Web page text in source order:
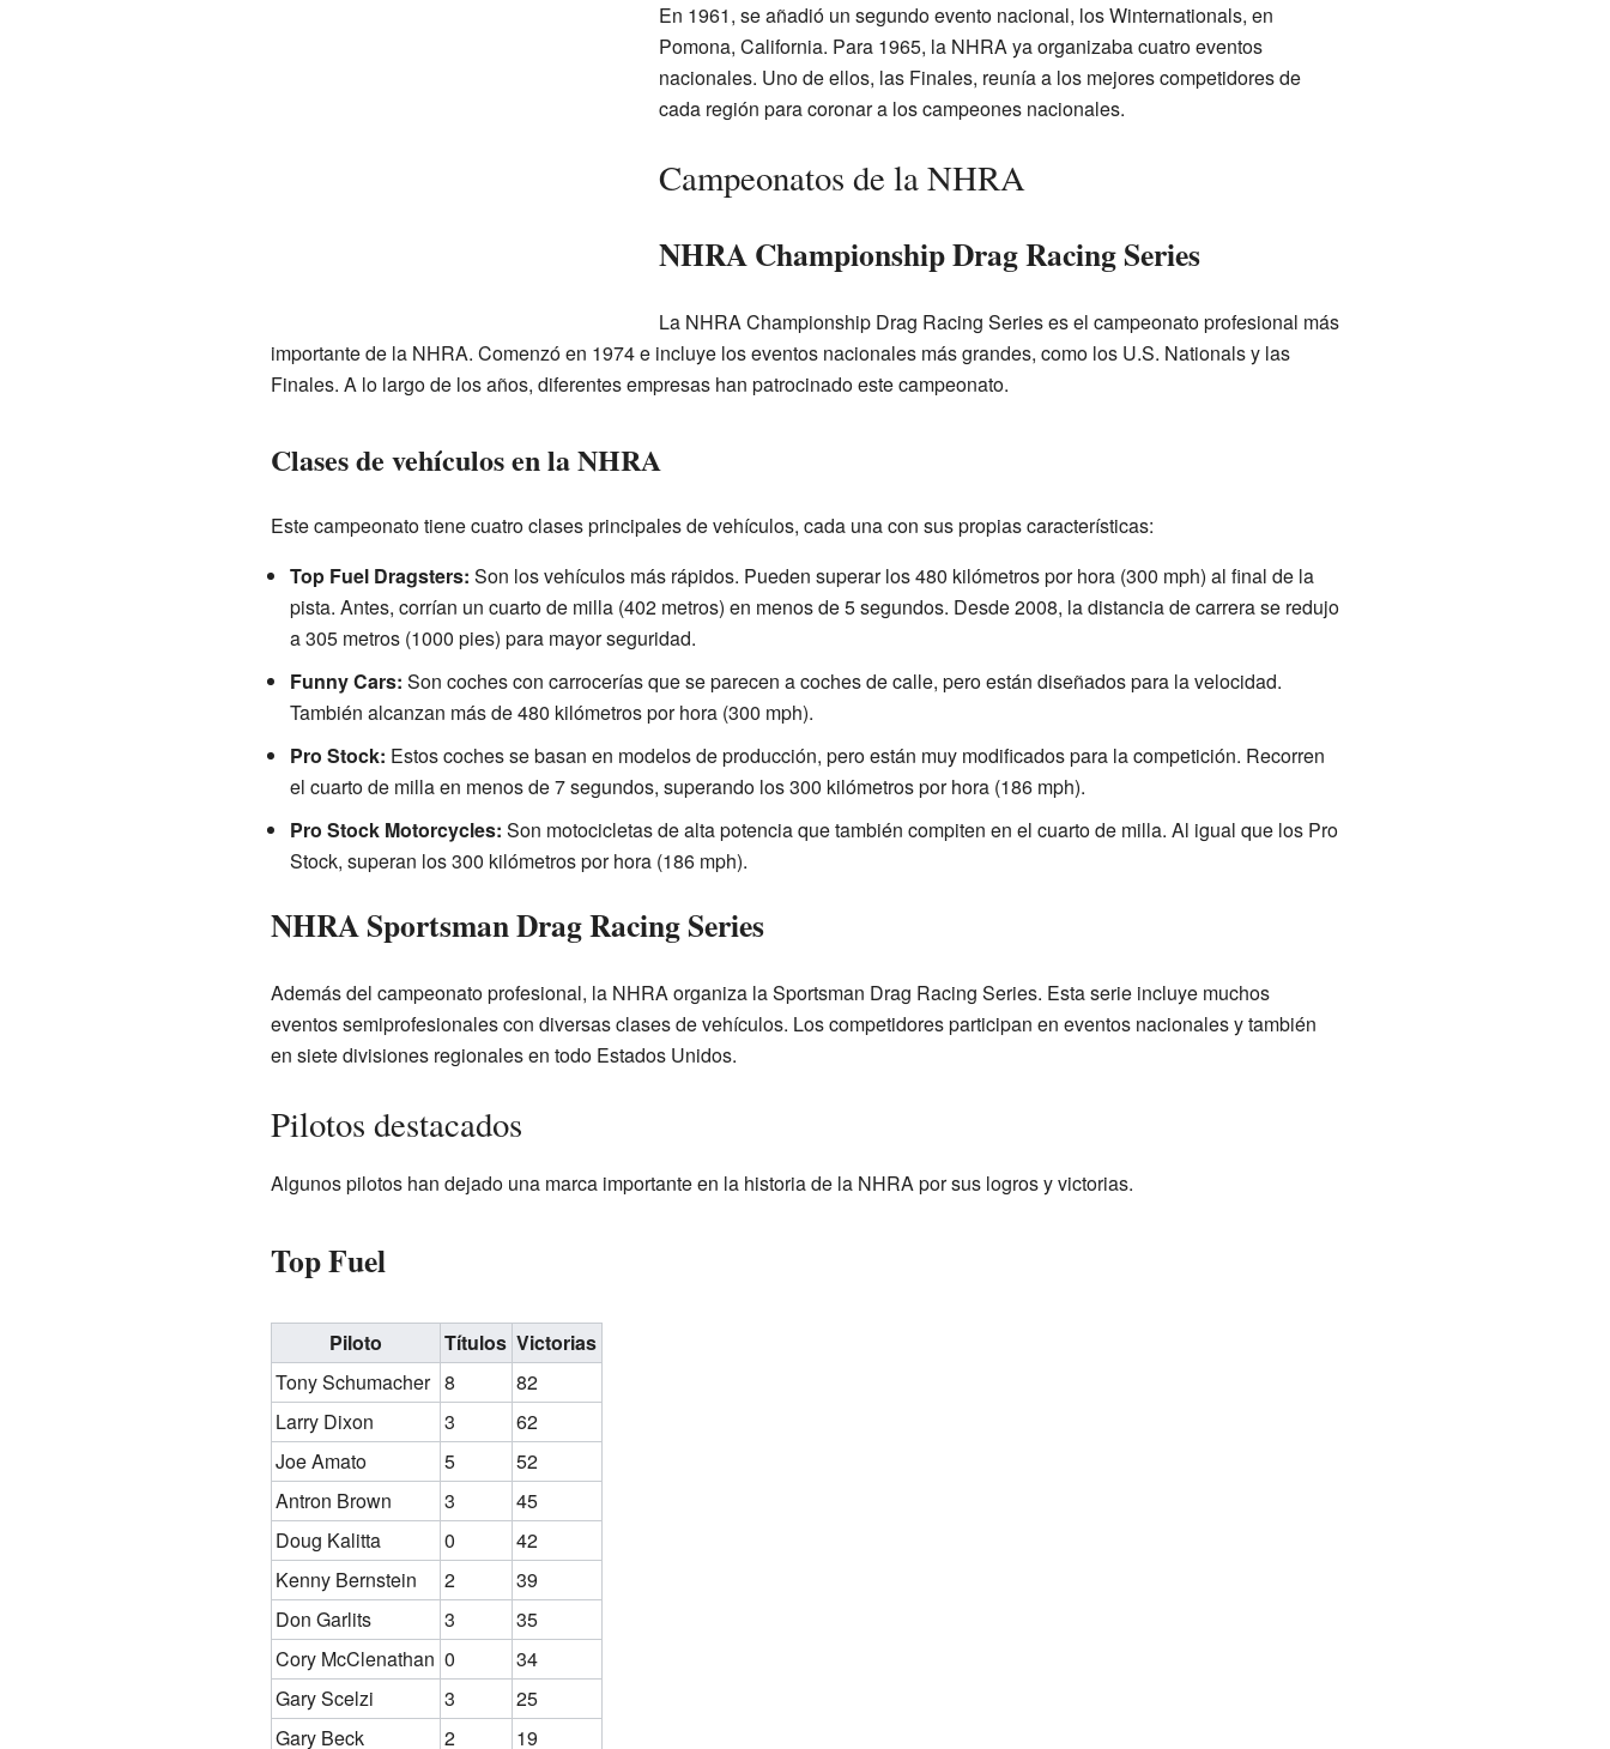
En 1961, se añadió un segundo evento nacional, los Winternationals, en
Pomona, California. Para 1965, la NHRA ya organizaba cuatro eventos
nacionales. Uno de ellos, las Finales, reunía a los mejores competidores de
cada región para coronar a los campeones nacionales.
Campeonatos de la NHRA
NHRA Championship Drag Racing Series
La NHRA Championship Drag Racing Series es el campeonato profesional más
importante de la NHRA. Comenzó en 1974 e incluye los eventos nacionales más grandes, como los U.S. Nationals y las
Finales. A lo largo de los años, diferentes empresas han patrocinado este campeonato.
Clases de vehículos en la NHRA
Este campeonato tiene cuatro clases principales de vehículos, cada una con sus propias características:
Top Fuel Dragsters: Son los vehículos más rápidos. Pueden superar los 480 kilómetros por hora (300 mph) al final de la
pista. Antes, corrían un cuarto de milla (402 metros) en menos de 5 segundos. Desde 2008, la distancia de carrera se redujo
a 305 metros (1000 pies) para mayor seguridad.
Funny Cars: Son coches con carrocerías que se parecen a coches de calle, pero están diseñados para la velocidad.
También alcanzan más de 480 kilómetros por hora (300 mph).
Pro Stock: Estos coches se basan en modelos de producción, pero están muy modificados para la competición. Recorren
el cuarto de milla en menos de 7 segundos, superando los 300 kilómetros por hora (186 mph).
Pro Stock Motorcycles: Son motocicletas de alta potencia que también compiten en el cuarto de milla. Al igual que los Pro
Stock, superan los 300 kilómetros por hora (186 mph).
NHRA Sportsman Drag Racing Series
Además del campeonato profesional, la NHRA organiza la Sportsman Drag Racing Series. Esta serie incluye muchos
eventos semiprofesionales con diversas clases de vehículos. Los competidores participan en eventos nacionales y también
en siete divisiones regionales en todo Estados Unidos.
Pilotos destacados
Algunos pilotos han dejado una marca importante en la historia de la NHRA por sus logros y victorias.
Top Fuel
Piloto Títulos Victorias
Tony Schumacher 8
82
Larry Dixon
3
62
Joe Amato
5
52
Antron Brown
3
45
Doug Kalitta
0
42
Kenny Bernstein
2
39
Don Garlits
3
35
Cory McClenathan 0
34
Gary Scelzi
3
25
Gary Beck
2 19